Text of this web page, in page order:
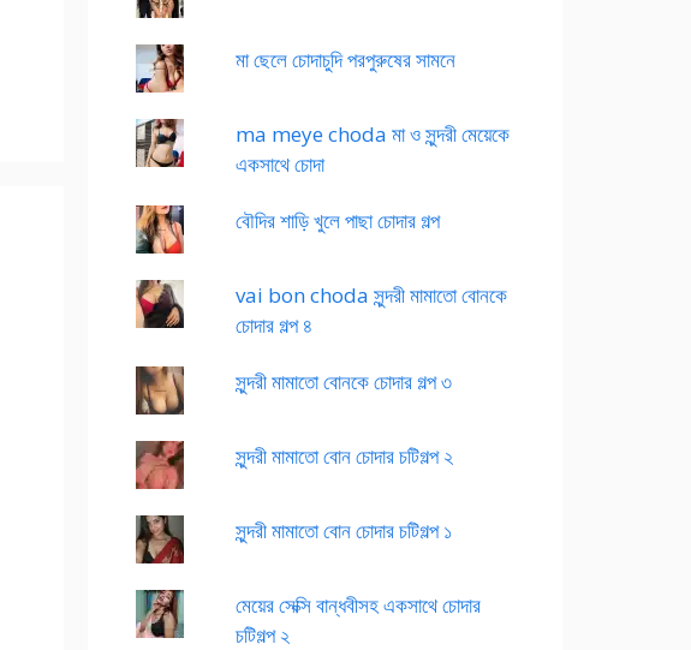
মা ছেলে চোদাচুদি পরপুরুষের সামনে
ma meye choda মা ও সুন্দরী মেয়েকে
একসাথে চোদা
বৌদির শাড়ি খুলে পাছা চোদার গল্প
vai bon choda সুন্দরী মামাতো বোনকে
চোদার গল্প ৪
সুন্দরী মামাতো বোনকে চোদার গল্প ৩
সুন্দরী মামাতো বোন চোদার চটিগল্প ২
সুন্দরী মামাতো বোন চোদার চটিগল্প ১
মেয়ের সেক্সি বান্ধবীসহ একসাথে চোদার
চটিগল্প ২